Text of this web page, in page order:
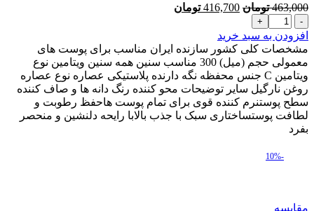
463,000 تومان قیمت
بود.
416,700 تومان
است.
کرم
آبرسان
پمپی
ویتامین
C
اوری
وان
300
میل
افزودن به سبد خرید
مشخصات کلی کشور سازنده ایران مناسب برای پوست های
معمولی حجم (میل) 300 مناسب سنین همه سنین ویتامین نوع
ویتامین C جنس محفظه نگه دارنده پلاستیکی عصاره نوع عصاره
روغن نارگیل سایر توضیحات محو کننده رنگ دانه ها و صاف کننده
سطح پوستنرم کننده قوی برای تمام پوست هاحفظ رطوبت و
لطافت پوستساختاری سبک با جذب بالابا رایحه دلنشین و منحصر
بفرد
-10%
مقایسه